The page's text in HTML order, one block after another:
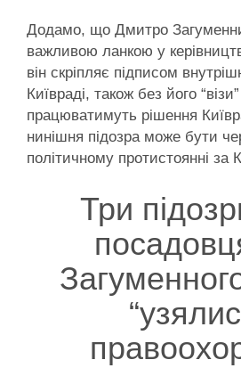
Додамо, що Дмитро
важливою ланкою у
він скріпляє підписом
Київраді, також без його
працюватимуть рішення
нинішня підозра може бути
політичному протистоянні за
Три